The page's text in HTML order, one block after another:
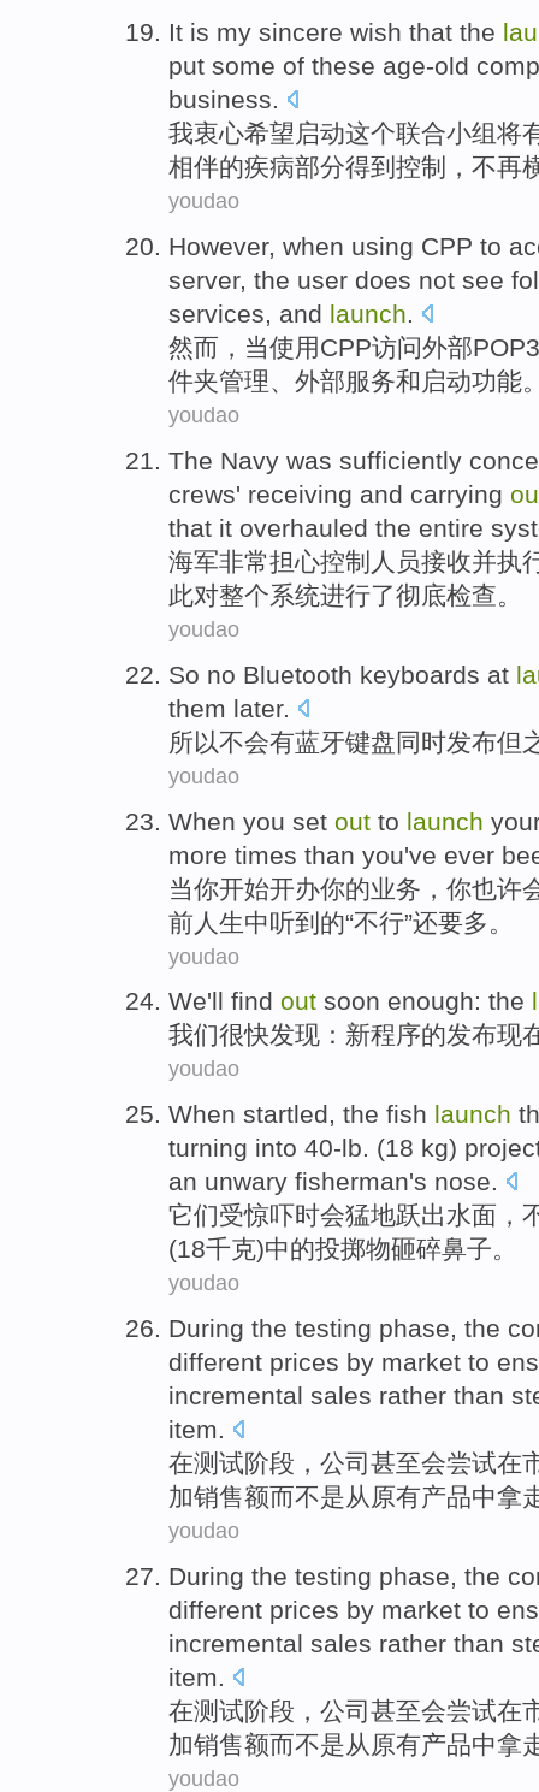
It is my sincere wish that the
put some of these age-old
business.
我衷心希望 启动这个联合小组将
相伴的疾病部分得到控制，不再
youdao
However, when using CPP to
server, the user does not see
services, and launch.
然而 ， 当使用CPP访问外部POP3
件夹管理、 外部服务和 启动功能
youdao
The Navy was sufficiently
crews' receiving and carrying
that it overhauled the entire
海军非常担心控制 人员接收并执
此对整个系统进行了彻底检查。
youdao
So no Bluetooth keyboards at
them later.
所以不会有蓝牙键盘同时发布但
youdao
When you set out to launch
more times than you've ever
当你开始开办你的业务 ，你也许
前人生中听到的“不行”还要多 。
youdao
We'll find out soon enough: the
我们很快发现 ： 新程序的发布现
youdao
When startled, the fish launch
turning into 40-lb. (18 kg)
an unwary fisherman's nose.
它们受惊吓时会猛地跃出水面 ，
(18千克)中的投掷物砸碎鼻子。
youdao
During the testing phase, the
different prices by market to
incremental sales rather than
item.
在测试阶段 ， 公司 甚至会尝试在
加销售额而不是从 原有产品中拿
youdao
During the testing phase, the
different prices by market to
incremental sales rather than
item.
在测试阶段 ， 公司 甚至会尝试在
加销售额而不是从 原有产品中拿
youdao